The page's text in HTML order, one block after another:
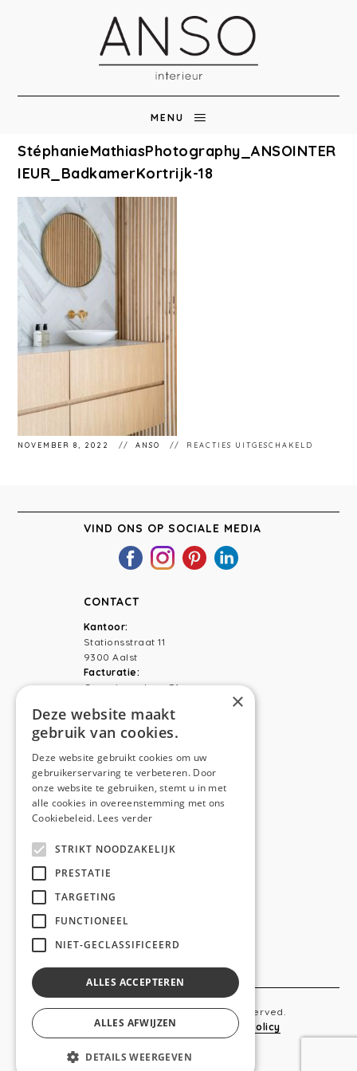
MENU
StéphanieMathiasPhotography_ANSOINTER
IEUR_BadkamerKortrijk-18
NOVEMBER 8, 2022 ANSO REACTIES UITGESCHAKELD
VIND ONS OP SOCIALE MEDIA
CONTACT
Kantoor:
Stationsstraat 11
9300 Aalst
Facturatie:
Capucienenlaan 31
Telefoon:0473 44 56 94
NAVIGATION
Home
Diensten
Realisaties
Copyright © 2019 Anso. All rights reserved.
Sitemap-Privacy Policy Cookie Policy
webdesigned by
×
Deze website maakt
gebruik van cookies.
Deze website gebruikt cookies om uw
gebruikerservaring te verbeteren. Door
onze website te gebruiken, stemt u in met
alle cookies in overeenstemming met ons
Cookiebeleid. Lees verder
STRIKT NOODZAKELIJK
PRESTATIE
TARGETING
FUNCTIONEEL
NIET-GECLASSIFICEERD
ALLES ACCEPTEREN
ALLES AFWIJZEN
DETAILS WEERGEVEN